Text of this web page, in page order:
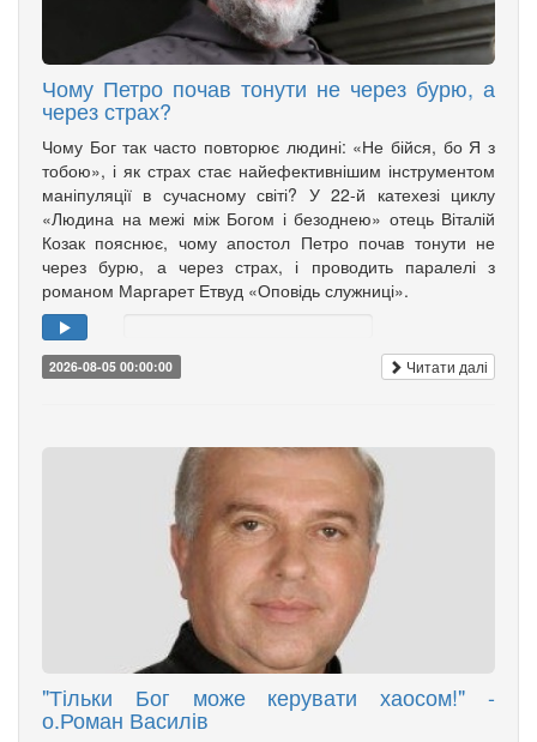
Чому Петро почав тонути не через бурю, а
через страх?
Чому Бог так часто повторює людині: «Не бійся, бо Я з
тобою», і як страх стає найефективнішим інструментом
маніпуляції в сучасному світі? У 22-й катехезі циклу
«Людина на межі між Богом і безоднею» отець Віталій
Козак пояснює, чому апостол Петро почав тонути не
через бурю, а через страх, і проводить паралелі з
романом Маргарет Етвуд «Оповідь служниці».
2026-08-05 00:00:00 Читати далі
"Тільки Бог може керувати хаосом!" -
о.Роман Василів